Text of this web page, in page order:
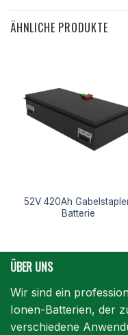
ÄHNLICHE PRODUKTE
52V 420Ah
Batterie
ÜBER UNS
Wir sind ein
Ionen-Batterien, der
verschiedene